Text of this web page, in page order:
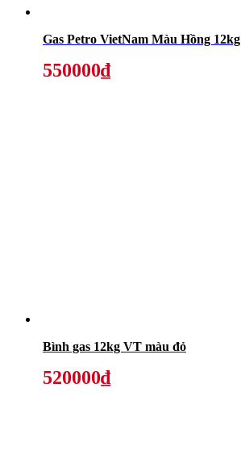
Gas Petro VietNam Màu Hồng 12kg
550000₫
Bình gas 12kg VT màu đỏ
520000₫